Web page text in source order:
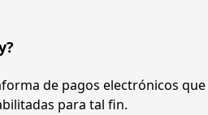
?
de pagos electrónicos
para tal fin.